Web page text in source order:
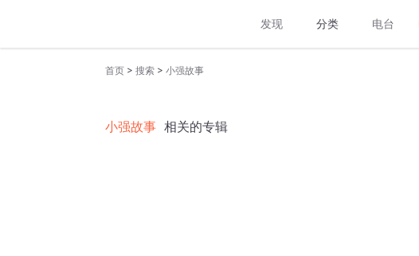
发现 分类 电台
首页 > 搜索 > 小强故事
小强故事 相关的专辑